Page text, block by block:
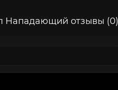
Нападающий отзывы (0)